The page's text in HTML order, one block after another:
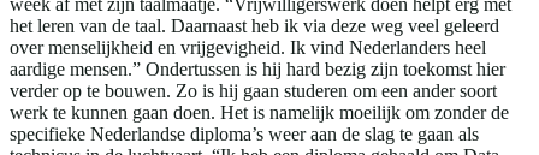
het leren van de taal. Daarnaast heb ik via deze weg veel geleerd
over menselijkheid en vrijgevigheid. Ik vind Nederlanders heel
aardige mensen.” Ondertussen is hij hard bezig zijn toekomst hier
verder op te bouwen. Zo is hij gaan studeren om een ander soort
werk te kunnen gaan doen. Het is namelijk moeilijk om zonder de
specifieke Nederlandse diploma’s weer aan de slag te gaan als